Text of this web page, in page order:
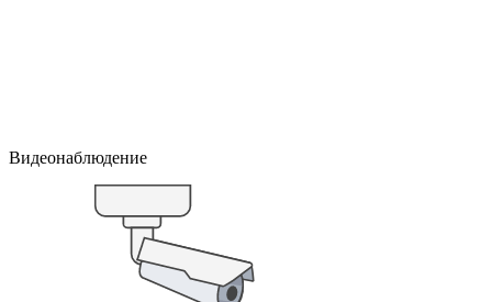
Видеонаблюдение